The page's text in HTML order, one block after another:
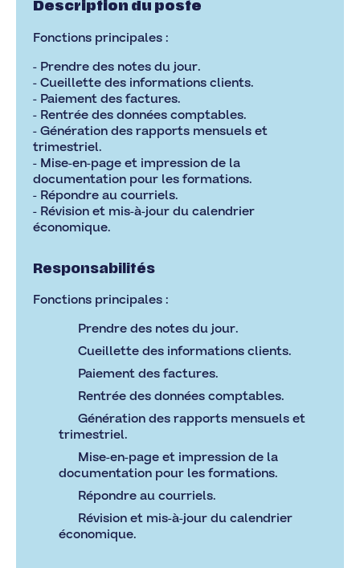
Description du poste
Fonctions principales :
- Prendre des notes du jour.
- Cueillette des informations clients.
- Paiement des factures.
- Rentrée des données comptables.
- Génération des rapports mensuels et
trimestriel.
- Mise-en-page et impression de la
documentation pour les formations.
- Répondre au courriels.
- Révision et mis-à-jour du calendrier
économique.
Responsabilités
Fonctions principales :
Prendre des notes du jour.
Cueillette des informations clients.
Paiement des factures.
Rentrée des données comptables.
Génération des rapports mensuels et
trimestriel.
Mise-en-page et impression de la
documentation pour les formations.
Répondre au courriels.
Révision et mis-à-jour du calendrier
économique.